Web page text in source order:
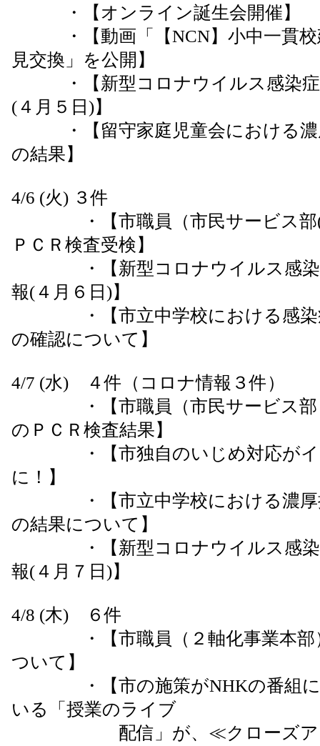
・【オンライン誕生会開催】
・【動画「【NCN】小中一貫校
見交換」を公開】
・【新型コロナウイルス感染症
(４月５日)】
・【留守家庭児童会における濃
の結果】
4/6 (火) ３件
・【市職員（市民サービス部(
ＰＣＲ検査受検】
・【新型コロナウイルス感染
報(４月６日)】
・【市立中学校における感染症
の確認について】
4/7 (水) ４件（コロナ情報３件）
・【市職員（市民サービス部（
のＰＣＲ検査結果】
・【市独自のいじめ対応がイ
に！】
・【市立中学校における濃厚接
の結果について】
・【新型コロナウイルス感染
報(４月７日)】
4/8 (木) ６件
・【市職員（２軸化事業本部）
ついて】
・【市の施策がNHKの番組に
いる「授業のライブ
配信」が、≪クローズアッ